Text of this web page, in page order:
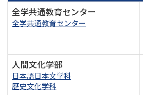
全学共通教育センター
全学共通教育センター
人間文化学部
日本語日本文学科
歴史文化学科